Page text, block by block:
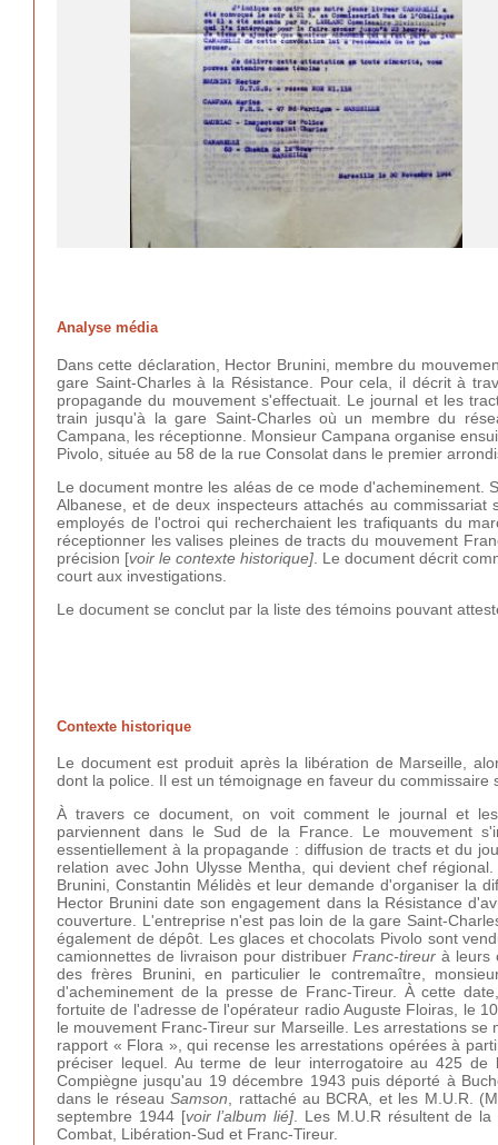
Analyse média
Dans cette déclaration, Hector Brunini, membre du
gare Saint-Charles à la Résistance. Pour cela, il décrit à
propagande du mouvement s'effectuait. Le journal et les
train jusqu'à la gare Saint-Charles où un membre du
Campana, les réceptionne. Monsieur Campana organise
Pivolo, située au 58 de la rue Consolat dans le premier
Le document montre les aléas de ce mode d'acheminement.
Albanese, et de deux inspecteurs attachés au
employés de l'octroi qui recherchaient les trafiquants du
réceptionner les valises pleines de tracts du mouvement
précision [voir le contexte historique] . Le document décrit
court aux investigations.
Le document se conclut par la liste des témoins pouvant
Contexte historique
Le document est produit après la libération de Marseille,
dont la police. Il est un témoignage en faveur du commissaire
À travers ce document, on voit comment le journal et
parviennent dans le Sud de la France. Le mouvement
essentiellement à la propagande : diffusion de tracts et du
relation avec John Ulysse Mentha, qui devient chef
Brunini, Constantin Mélidès et leur demande d'organiser la
Hector Brunini date son engagement dans la Résistance
couverture. L'entreprise n'est pas loin de la gare Saint-
également de dépôt. Les glaces et chocolats Pivolo sont
camionnettes de livraison pour distribuer Franc-tireur à leurs
des frères Brunini, en particulier le contremaître,
d'acheminement de la presse de Franc-Tireur. À cette
fortuite de l'adresse de l'opérateur radio Auguste Floiras, le
le mouvement Franc-Tireur sur Marseille. Les arrestations
rapport « Flora », qui recense les arrestations opérées à
préciser lequel. Au terme de leur interrogatoire au 425
Compiègne jusqu'au 19 décembre 1943 puis déporté à
dans le réseauSamson , rattaché au BCRA, et les M.U.R.
septembre 1944 [voir l’album lié] . Les M.U.R résultent de
Combat, Libération-Sud et Franc-Tireur.